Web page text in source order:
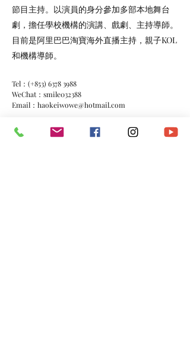
節目主持。以演員的身分參加多部本地舞台
劇，擔任學校機構的演講、戲劇、主持導師。
目前是阿里巴巴淘寶海外直播主持，親子KOL
和機構導師。
Tel：(+853) 6378 3988
WeChat：smile032388
Email： haokeiwowe@hotmail.com
FB：